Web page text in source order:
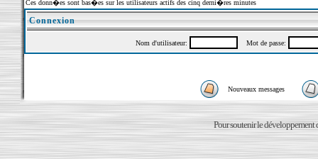
Ces donn�es sont bas�es sur les utilisateurs actifs des cinq derni�res minutes
Connexion
Nom d'utilisateur: Mot de passe:
Nouveaux messages
Pour soutenir le développement